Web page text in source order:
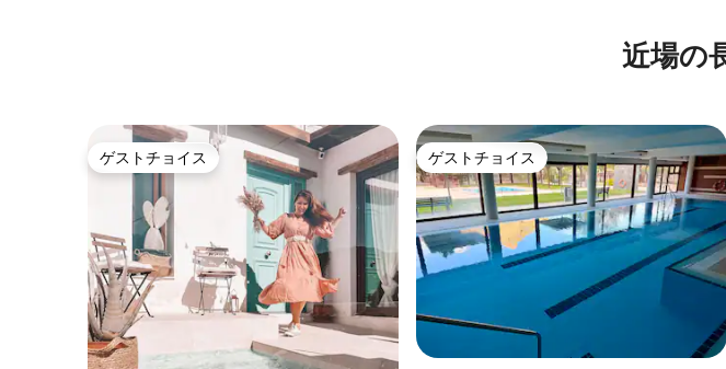
近場の
ゲストチョイス
ゲストチョイス ゲストチョイス
ゲストチョイス